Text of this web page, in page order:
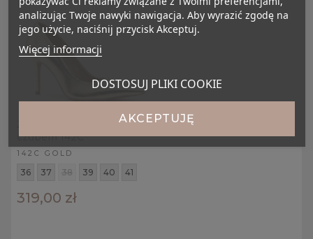
Złote szpilki z ostrym
czubem 142C
142C GOLD
36 37 38 39 40 41
319,00 zł
analizując Twoje nawyki nawigacja. Aby wyrazić zgodę na
jego użycie, naciśnij przycisk Akceptuj.
Więcej informacji
DOSTOSUJ PLIKI COOKIE
AKCEPTUJĘ